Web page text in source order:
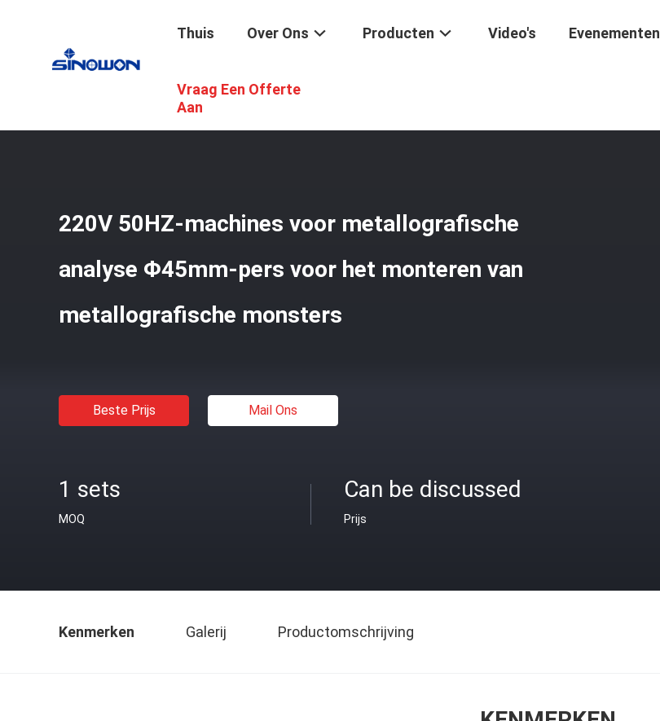
Thuis Over Ons Producten Video's Evenementen
Vraag Een Offerte
Aan
Metallografische Analysemachines
220V 50HZ-machines voor metallografische
analyse Φ45mm-pers voor het monteren van
metallografische monsters
Beste Prijs Mail Ons
1 sets
MOQ
Can be discussed
Prijs
Kenmerken Galerij Productomschrijving